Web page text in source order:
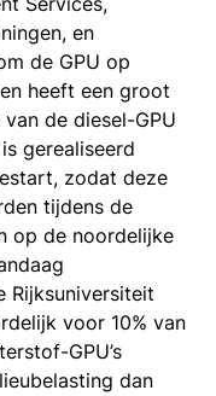
en
de GPU op
heeft een groot
de diesel-GPU
gerealiseerd
zodat deze
tijdens de
op de noordelijke
Rijksuniversiteit
voor 10% van
GPU’s
dan